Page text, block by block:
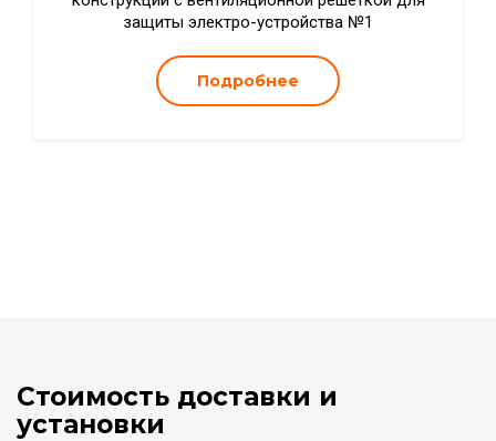
защиты электро-устройства №1
Подробнее
Стоимость доставки и
установки